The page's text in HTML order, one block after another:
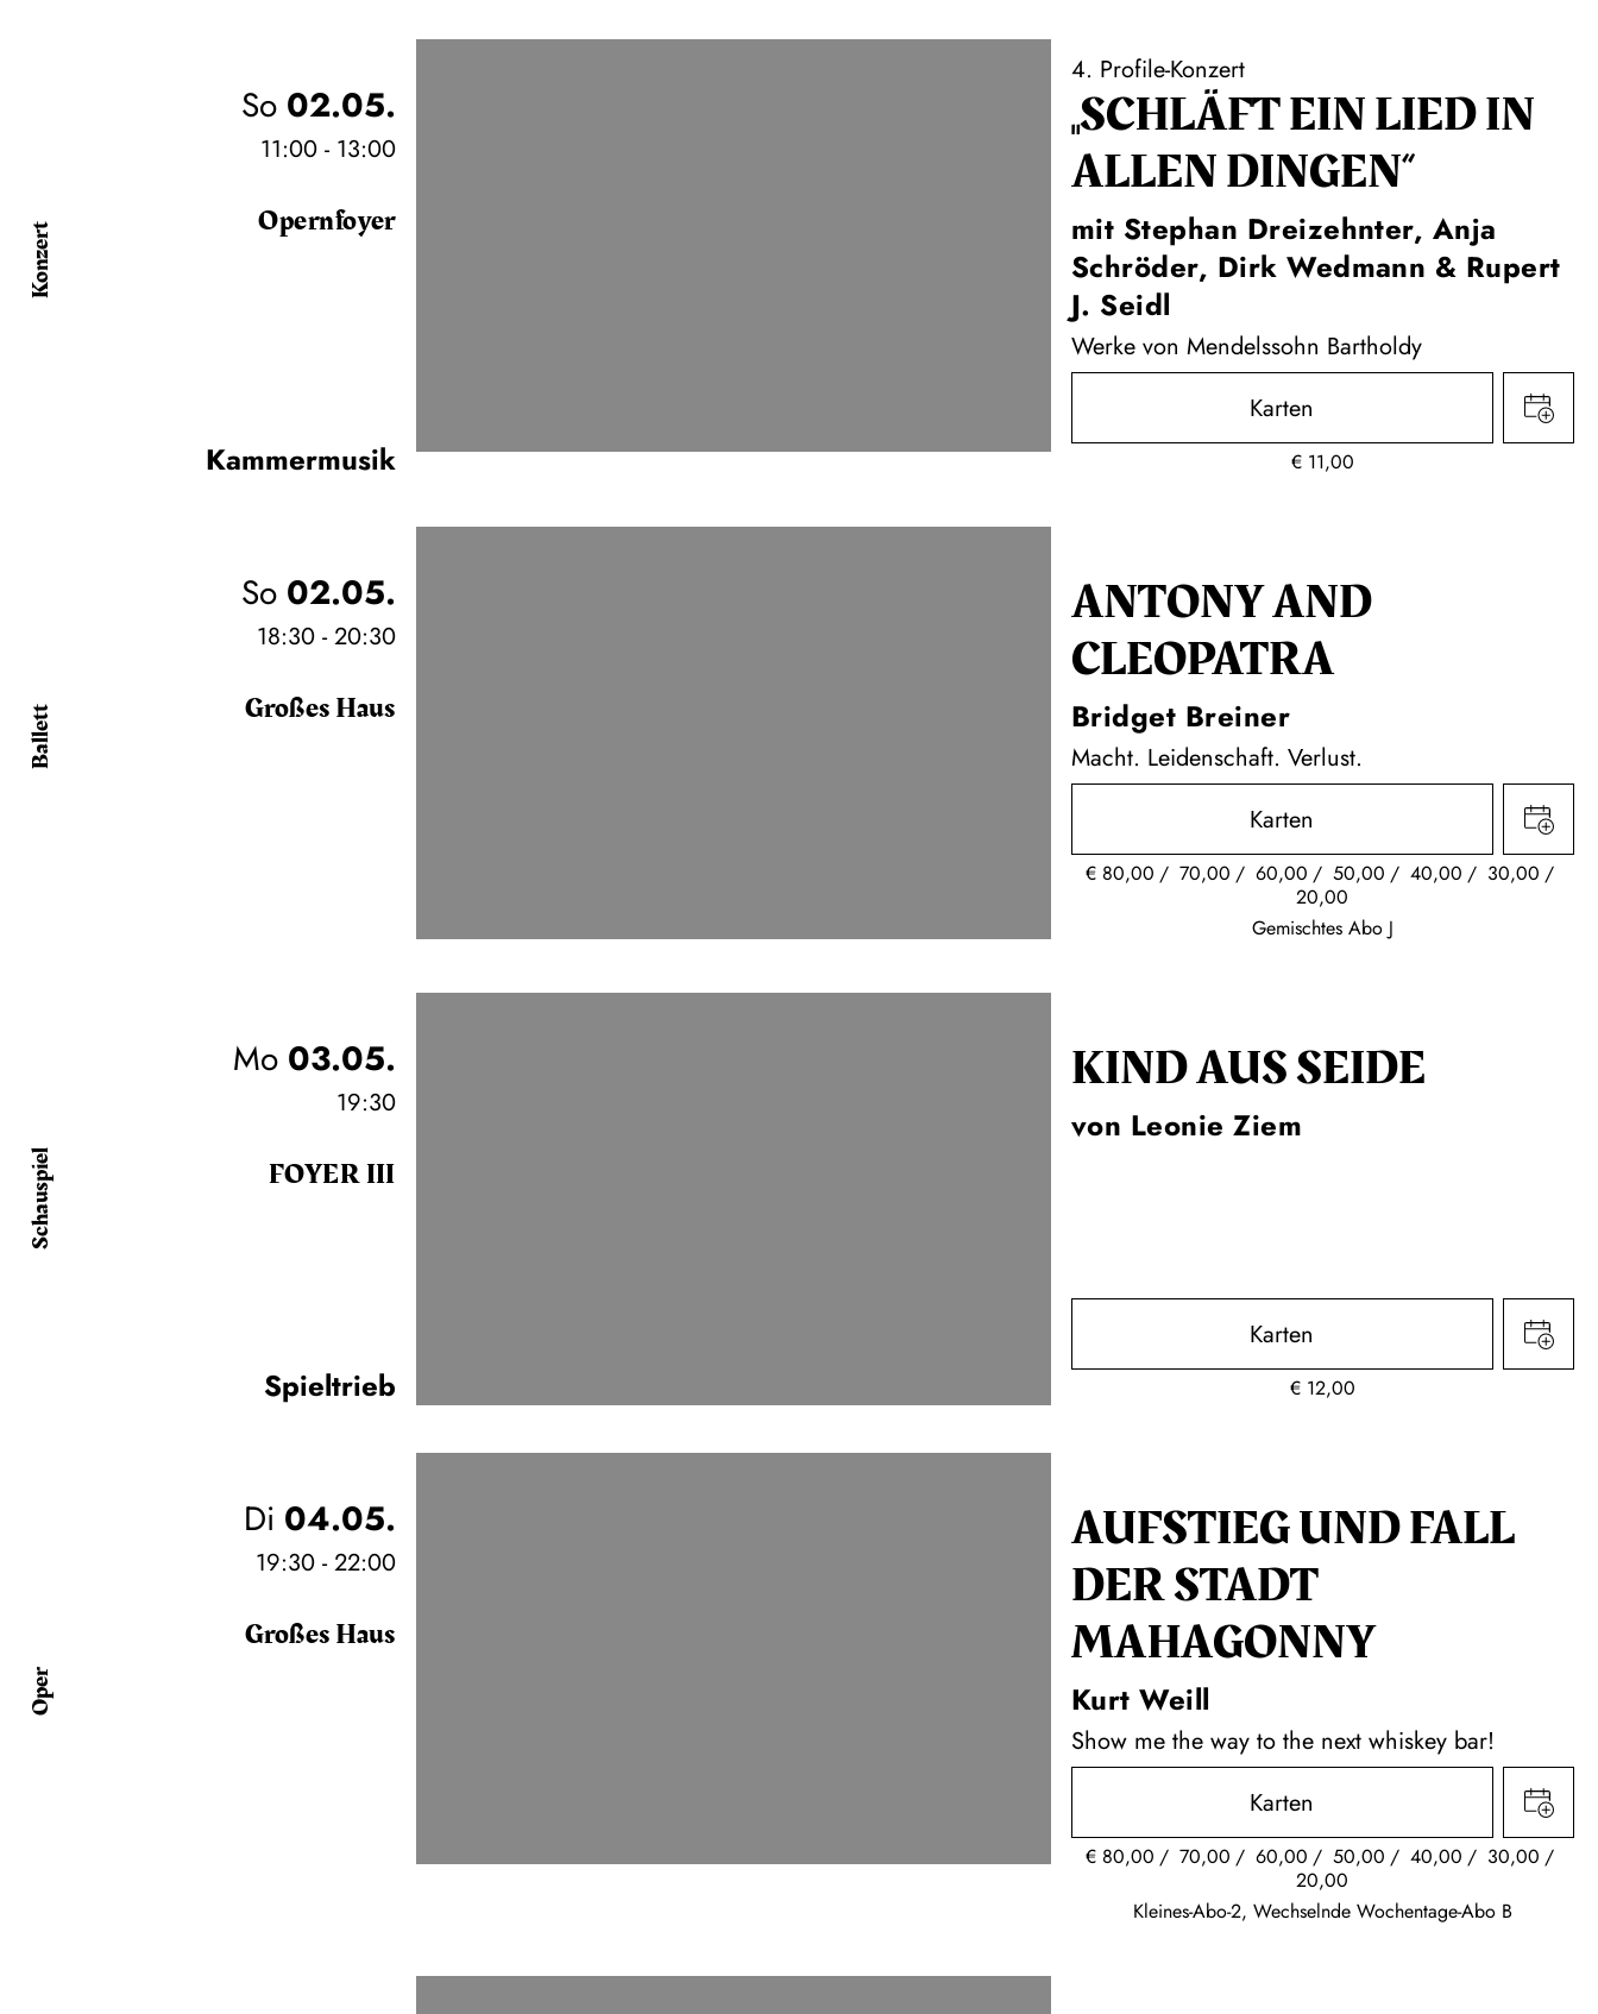
Konzert
So 02.05.
11:00 - 13:00
Opernfoyer
Kammermusik
4. Profile-Konzert
„SCHLÄFT EIN LIED IN
ALLEN DINGEN“
mit Stephan Dreizehnter, Anja
Schröder, Dirk Wedmann & Rupert
J. Seidl
Werke von Mendelssohn Bartholdy
Karten
€ 11,00
Ballett
So 02.05.
18:30 - 20:30
Großes Haus
ANTONY AND
CLEOPATRA
Bridget Breiner
Macht. Leidenschaft. Verlust.
Karten
€ 80,00 70,00 60,00 50,00 40,00
30,00
20,00
Gemischtes Abo J
Schauspiel
Mo 03.05.
19:30
FOYER III
Spieltrieb
KIND AUS SEIDE
von Leonie Ziem
Karten
€ 12,00
Oper
Di 04.05.
19:30 - 22:00
Großes Haus
AUFSTIEG UND FALL
DER STADT
MAHAGONNY
Kurt Weill
Show me the way to the next whiskey bar!
Karten
€ 80,00 70,00 60,00 50,00 40,00
30,00
20,00
Kleines-Abo-2, Wechselnde Wochentage-Abo B